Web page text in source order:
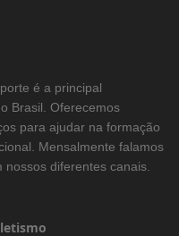
é a principal
Brasil. Oferecemos
para ajudar na formação
Mensalmente falamos
diferentes canais.